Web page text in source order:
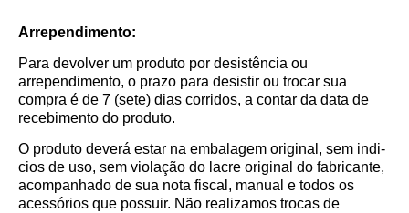
Arrependimento:
Para devolver um produto por desistência ou
arrependimento, o prazo para desistir ou trocar sua
compra é de 7 (sete) dias corridos, a contar da data de
recebimento do produto.
O produto deverá estar na embalagem original, sem indi­
cios de uso, sem violação do lacre original do fabricante,
acompanhado de sua nota fiscal, manual e todos os
acessórios que possuir. Não realizamos trocas de